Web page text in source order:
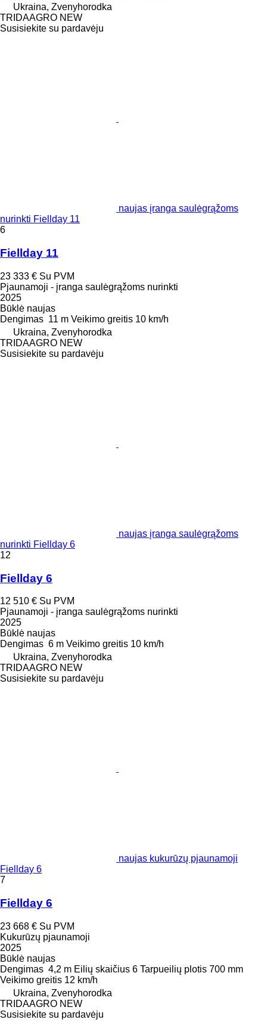
Ukraina, Zvenyhorodka
TRIDAAGRO NEW
Susisiekite su pardavėju
naujas įranga saulėgrąžoms
nurinkti Fiellday 11
6
Fiellday 11
23 333 € Su PVM
Pjaunamoji - įranga saulėgrąžoms nurinkti
2025
Būklė naujas
Dengimas 11 m Veikimo greitis 10 km/h
Ukraina, Zvenyhorodka
TRIDAAGRO NEW
Susisiekite su pardavėju
naujas įranga saulėgrąžoms
nurinkti Fiellday 6
12
Fiellday 6
12 510 € Su PVM
Pjaunamoji - įranga saulėgrąžoms nurinkti
2025
Būklė naujas
Dengimas 6 m Veikimo greitis 10 km/h
Ukraina, Zvenyhorodka
TRIDAAGRO NEW
Susisiekite su pardavėju
naujas kukurūzų pjaunamoji
Fiellday 6
7
Fiellday 6
23 668 € Su PVM
Kukurūzų pjaunamoji
2025
Būklė naujas
Dengimas 4,2 m Eilių skaičius 6 Tarpueilių plotis 700 mm
Veikimo greitis 12 km/h
Ukraina, Zvenyhorodka
TRIDAAGRO NEW
Susisiekite su pardavėju